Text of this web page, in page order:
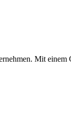
Mit